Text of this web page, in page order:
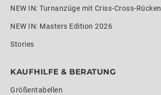
NEW IN: Turnanzüge mit Criss-Cross-Rücken
NEW IN: Masters Edition 2026
Stories
KAUFHILFE & BERATUNG
Größentabellen